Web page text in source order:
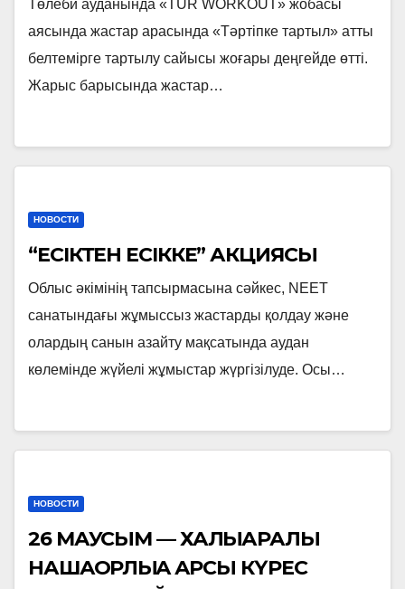
Төлеби ауданында «TUR WORKOUT» жобасы
аясында жастар арасында «Тәртіпке тартыл» атты
белтемірге тартылу сайысы жоғары деңгейде өтті.
Жарыс барысында жастар…
НОВОСТИ
“ЕСІКТЕН ЕСІККЕ” АКЦИЯСЫ
Облыс әкімінің тапсырмасына сәйкес, NEET
санатындағы жұмыссыз жастарды қолдау және
олардың санын азайту мақсатында аудан
көлемінде жүйелі жұмыстар жүргізілуде. Осы…
НОВОСТИ
26 МАУСЫМ — ХАЛЫҚАРАЛЫҚ
НАШАҚОРЛЫҚҚА ҚАРСЫ КҮРЕС